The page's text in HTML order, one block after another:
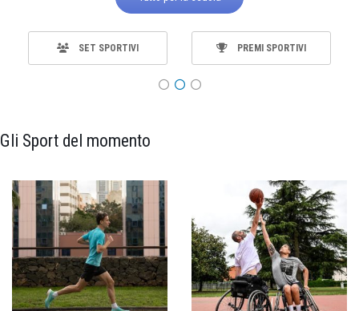
SET SPORTIVI PREMI SPORTIVI
Gli Sport del momento